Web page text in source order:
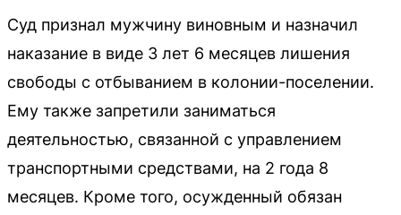
Суд признал мужчину виновным и назначил
наказание в виде 3 лет 6 месяцев лишения
свободы с отбыванием в колонии-поселении.
Ему также запретили заниматься
деятельностью, связанной с управлением
транспортными средствами, на 2 года 8
месяцев. Кроме того, осужденный обязан